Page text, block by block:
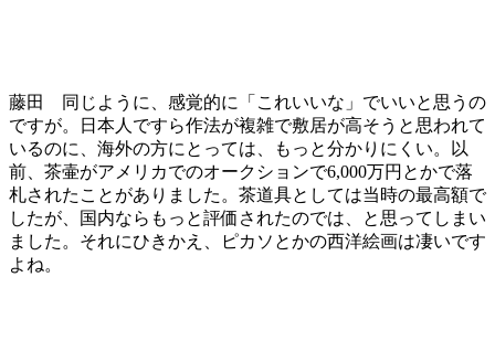
藤田 同じように、感覚的に「これいいな」でいいと思うの
ですが。日本人ですら作法が複雑で敷居が高そうと思われて
いるのに、海外の方にとっては、もっと分かりにくい。以
前、茶壷がアメリカでのオークションで6,000万円とかで落
札されたことがありました。茶道具としては当時の最高額で
したが、国内ならもっと評価されたのでは、と思ってしまい
ました。それにひきかえ、ピカソとかの西洋絵画は凄いです
よね。